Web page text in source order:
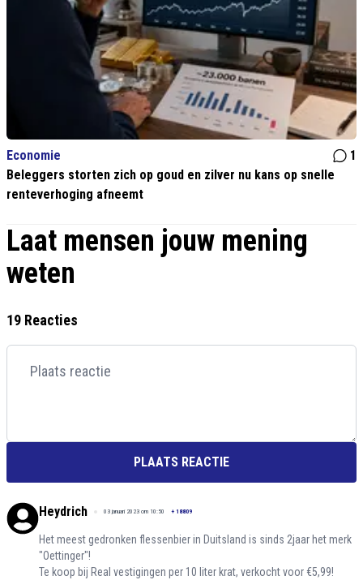
Economie
1
Beleggers storten zich op goud en zilver nu kans op snelle
renteverhoging afneemt
Laat mensen jouw mening
weten
19 Reacties
PLAATS REACTIE
Heydrich 03 januari 2023 om 10:50 + 18809
Het meest gedronken flessenbier in Duitsland is sinds 2jaar het merk
"Oettinger"!
Te koop bij Real vestigingen per 10 liter krat, verkocht voor €5,99!